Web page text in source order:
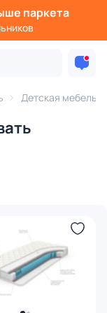
паркета
Детская мебель